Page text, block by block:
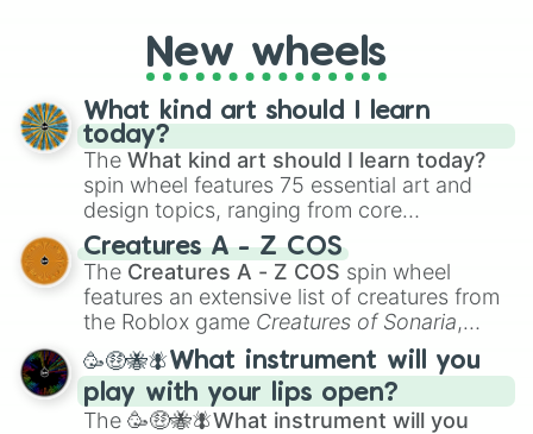
turn into a funny phrase.
New wheels
What kind art should I learn
today?
The What kind art should I learn today?
spin wheel features 75 essential art and
design topics, ranging from core
techniques like
Anatomy,Perspective
Color Theoryto specialized skills like
Creature Design , 2D Animation , and
Portfolio Building.
Creatures A - Z COS
The Creatures A - Z COS spin wheel
features an extensive list of creatures from
the Roblox game Creatures of Sonaria,
spanning fromAdharcaiin Boreal Warden
andCorvuraxall the way toYggdragstyx,
Zwevealisk, and various Wardens.
🥳🤑🐝🪰What instrument will you
play with your lips open?
The 🥳🤑🐝🪰What instrument will you